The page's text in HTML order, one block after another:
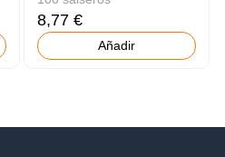
8,77 €
Añadir